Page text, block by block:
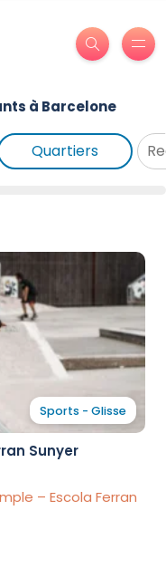
à Barcelone
Quartiers
Sports - Glisse
Sunyer
– Escola Ferran